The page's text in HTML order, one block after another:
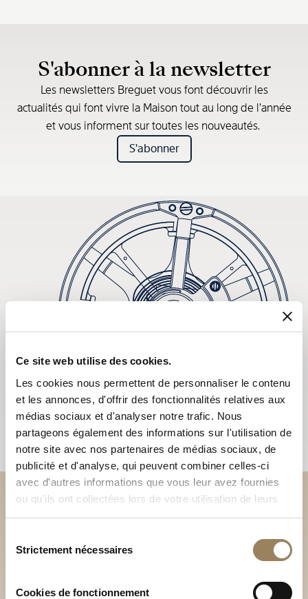
Ce site web utilise des cookies.
Les cookies nous permettent de personnaliser le contenu
et les annonces, d'offrir des fonctionnalités relatives aux
médias sociaux et d'analyser notre trafic. Nous
partageons également des informations sur l'utilisation de
notre site avec nos partenaires de médias sociaux, de
publicité et d'analyse, qui peuvent combiner celles-ci
avec d'autres informations que vous leur avez fournies
ou qu'ils ont collectées lors de votre utilisation de leurs
services.
duStrictement nécessaires
Cookies de fonctionnement
S'abonner à la newsletter
Les newsletters Breguet vous font découvrir les
actualités qui font vivre la Maison tout au long de l’année
et vous informent sur toutes les nouveautés.
S'abonner
Découvrez nos collections
en Boutique